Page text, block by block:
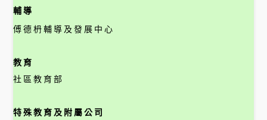
輔導
傅德枬輔導及發展中心
教育
社區教育部
特殊教育及附屬公司